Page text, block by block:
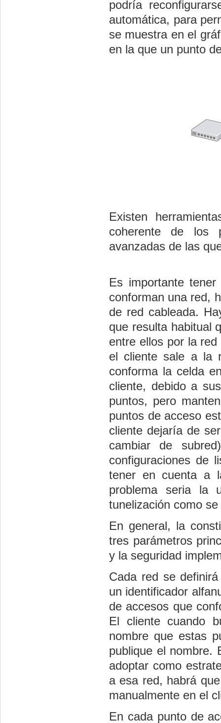
podría
automática, para
se muestra en el
en la que un punto
Existen
coherente de los
avanzadas de las
Es importante
conforman una red,
de red cableada.
que resulta habitual
entre ellos por la
el cliente sale a la
conforma la celda
cliente, debido a
puntos, pero
puntos de acceso
cliente dejaría de
cambiar de
configuraciones de
tener en cuenta a
problema seria la
tunelización como
En general, la
tres parámetros
y la seguridad
Cada red se
un identificador
de accesos que
El cliente cuando
nombre que estas
publique el nombre.
adoptar como
a esa red, habrá
manualmente en el
En cada punto de